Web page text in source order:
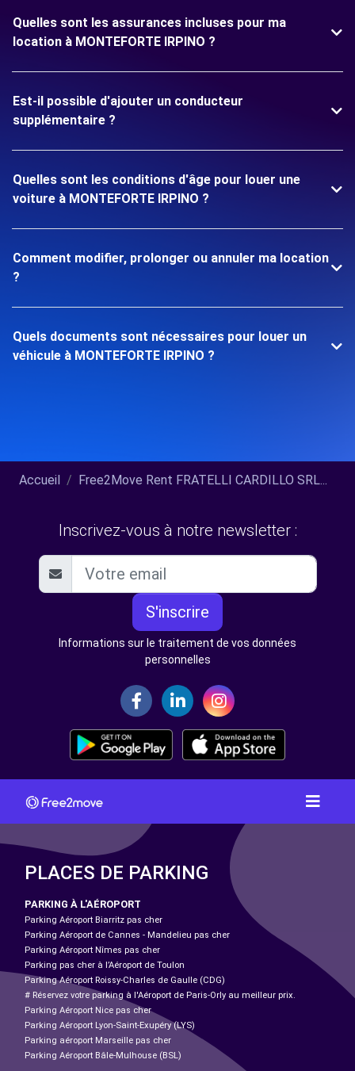
Quelles sont les assurances incluses pour ma
location à MONTEFORTE IRPINO ?
Est-il possible d'ajouter un conducteur
supplémentaire ?
Quelles sont les conditions d'âge pour louer une
voiture à MONTEFORTE IRPINO ?
Comment modifier, prolonger ou annuler ma location
?
Quels documents sont nécessaires pour louer un
véhicule à MONTEFORTE IRPINO ?
Accueil Free2Move Rent FRATELLI CARDILLO SRL...
Inscrivez-vous à notre newsletter :
S'inscrire
Informations sur le traitement de vos données
personnelles
PLACES DE PARKING
PARKING À L'AÉROPORT
Parking Aéroport Biarritz pas cher
Parking Aéroport de Cannes - Mandelieu pas cher
Parking Aéroport Nîmes pas cher
Parking pas cher à l’Aéroport de Toulon
Parking Aéroport Roissy-Charles de Gaulle (CDG)
# Réservez votre parking à l'Aéroport de Paris-Orly au meilleur prix.
Parking Aéroport Nice pas cher
Parking Aéroport Lyon-Saint-Exupéry (LYS)
Parking aéroport Marseille pas cher
Parking Aéroport Bâle-Mulhouse (BSL)